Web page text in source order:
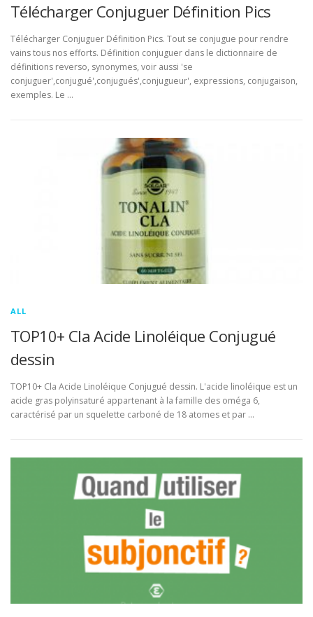
Télécharger Conjuguer Définition Pics
Télécharger Conjuguer Définition Pics. Tout se conjugue pour rendre
vains tous nos efforts. Définition conjuguer dans le dictionnaire de
définitions reverso, synonymes, voir aussi 'se
conjuguer',conjugué',conjugués',conjugueur', expressions, conjugaison,
exemples. Le …
ALL
TOP10+ Cla Acide Linoléique Conjugué
dessin
TOP10+ Cla Acide Linoléique Conjugué dessin. L'acide linoléique est un
acide gras polyinsaturé appartenant à la famille des oméga 6,
caractérisé par un squelette carboné de 18 atomes et par …